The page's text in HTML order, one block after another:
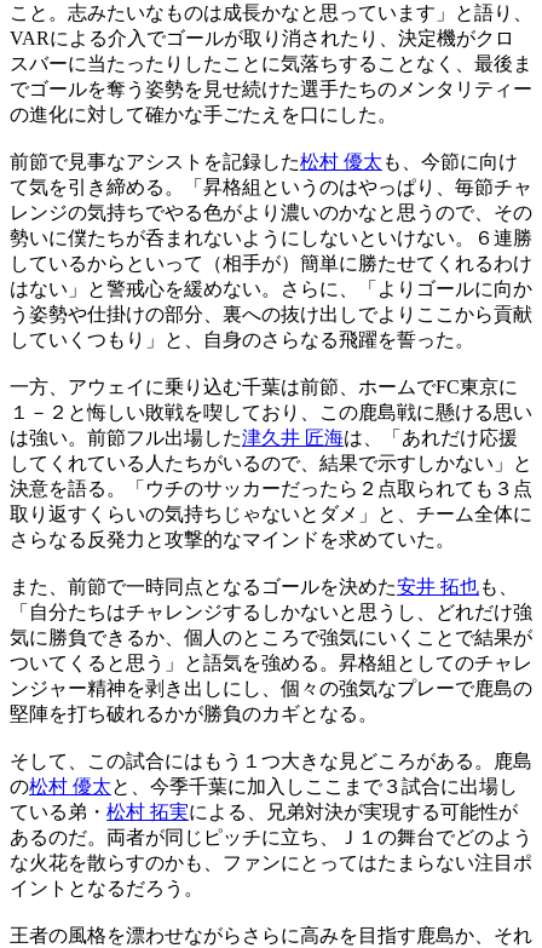
こと。志みたいなものは成長かなと思っています」と語り、
VARによる介入でゴールが取り消されたり、決定機がクロ
スバーに当たったりしたことに気落ちすることなく、最後ま
でゴールを奪う姿勢を見せ続けた選手たちのメンタリティー
の進化に対して確かな手ごたえを口にした。
前節で見事なアシストを記録した松村 優太 も、今節に向け
て気を引き締める。「昇格組というのはやっぱり、毎節チャ
レンジの気持ちでやる色がより濃いのかなと思うので、その
勢いに僕たちが呑まれないようにしないといけない。６連勝
しているからといって（相手が）簡単に勝たせてくれるわけ
はない」と警戒心を緩めない。さらに、「よりゴールに向か
う姿勢や仕掛けの部分、裏への抜け出しでよりここから貢献
していくつもり」と、自身のさらなる飛躍を誓った。
一方、アウェイに乗り込む千葉は前節、ホームでFC東京に
１－２と悔しい敗戦を喫しており、この鹿島戦に懸ける思い
は強い。前節フル出場した津久井 匠海は、「あれだけ応援
してくれている人たちがいるので、結果で示すしかない」と
決意を語る。「ウチのサッカーだったら２点取られても３点
取り返すくらいの気持ちじゃないとダメ」と、チーム全体に
さらなる反発力と攻撃的なマインドを求めていた。
また、前節で一時同点となるゴールを決めた安井 拓也も、
「自分たちはチャレンジするしかないと思うし、どれだけ強
気に勝負できるか、個人のところで強気にいくことで結果が
ついてくると思う」と語気を強める。昇格組としてのチャレ
ンジャー精神を剥き出しにし、個々の強気なプレーで鹿島の
堅陣を打ち破れるかが勝負のカギとなる。
そして、この試合にはもう１つ大きな見どころがある。鹿島
の松村 優太と、今季千葉に加入しここまで３試合に出場し
ている弟・ 松村 拓実による、兄弟対決が実現する可能性が
あるのだ。両者が同じピッチに立ち、Ｊ１の舞台でどのよう
な火花を散らすのかも、ファンにとってはたまらない注目ポ
イントとなるだろう。
王者の風格を漂わせながらさらに高みを目指す鹿島か、それ